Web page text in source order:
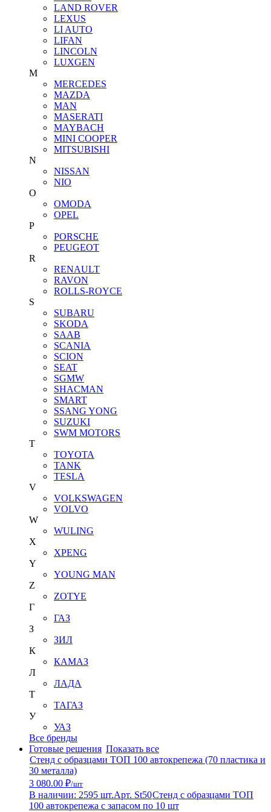
LAND ROVER
LEXUS
LI AUTO
LIFAN
LINCOLN
LUXGEN
M
MERCEDES
MAZDA
MAN
MASERATI
MAYBACH
MINI COOPER
MITSUBISHI
N
NISSAN
NIO
O
OMODA
OPEL
P
PORSCHE
PEUGEOT
R
RENAULT
RAVON
ROLLS-ROYCE
S
SUBARU
SKODA
SAAB
SCANIA
SCION
SEAT
SGMW
SHACMAN
SMART
SSANG YONG
SUZUKI
SWM MOTORS
T
TOYOTA
TANK
TESLA
V
VOLKSWAGEN
VOLVO
W
WULING
X
XPENG
Y
YOUNG MAN
Z
ZOTYE
Г
ГАЗ
З
ЗИЛ
К
КАМАЗ
Л
ЛАДА
Т
ТАГАЗ
У
УАЗ
Все бренды
Готовые решения Показать все
Стенд с образцами ТОП 100 автокрепежа (70 пластика и
30 металла)
3 080.00 ₽/шт
В наличии: 2595 шт.Арт. St50Стенд с образцами ТОП
100 автокрепежа с запасом по 10 шт